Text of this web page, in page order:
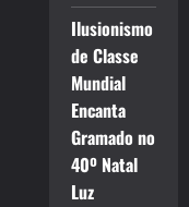
Ilusionismo
de Classe
Mundial
Encanta
Gramado no
40º Natal
Luz